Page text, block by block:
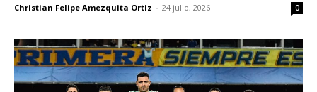
Christian Felipe Amezquita Ortiz - 24 julio, 2026 0